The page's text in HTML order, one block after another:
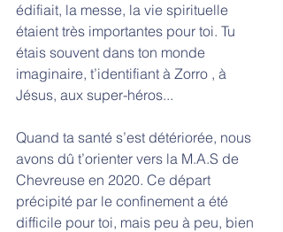
édifiait, la messe, la vie spirituelle
étaient très importantes pour toi. Tu
étais souvent dans ton monde
imaginaire, t’identifiant à Zorro , à
Jésus, aux super-héros...
Quand ta santé s’est détériorée, nous
avons dû t’orienter vers la M.A.S de
Chevreuse en 2020. Ce départ
précipité par le confinement a été
difficile pour toi, mais peu à peu, bien